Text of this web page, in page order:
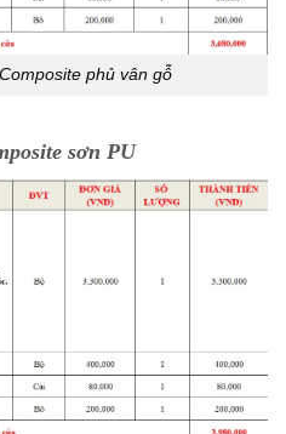
phủ vân gỗ
sơn PU